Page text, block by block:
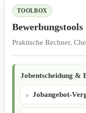
TOOLBOX
Bewerbungstools
Praktische Rechner,
Jobentscheidung &
Jobangebot-